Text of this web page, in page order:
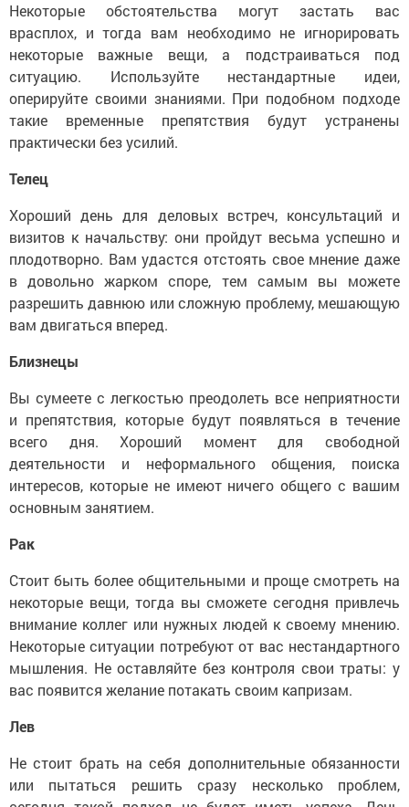
Некоторые обстоятельства могут застать вас
врасплох, и тогда вам необходимо не игнорировать
некоторые важные вещи, а подстраиваться под
ситуацию. Используйте нестандартные идеи,
оперируйте своими знаниями. При подобном подходе
такие временные препятствия будут устранены
практически без усилий.
Телец
Хороший день для деловых встреч, консультаций и
визитов к начальству: они пройдут весьма успешно и
плодотворно. Вам удастся отстоять свое мнение даже
в довольно жарком споре, тем самым вы можете
разрешить давнюю или сложную проблему, мешающую
вам двигаться вперед.
Близнецы
Вы сумеете с легкостью преодолеть все неприятности
и препятствия, которые будут появляться в течение
всего дня. Хороший момент для свободной
деятельности и неформального общения, поиска
интересов, которые не имеют ничего общего с вашим
основным занятием.
Рак
Стоит быть более общительными и проще смотреть на
некоторые вещи, тогда вы сможете сегодня привлечь
внимание коллег или нужных людей к своему мнению.
Некоторые ситуации потребуют от вас нестандартного
мышления. Не оставляйте без контроля свои траты: у
вас появится желание потакать своим капризам.
Лев
Не стоит брать на себя дополнительные обязанности
или пытаться решить сразу несколько проблем,